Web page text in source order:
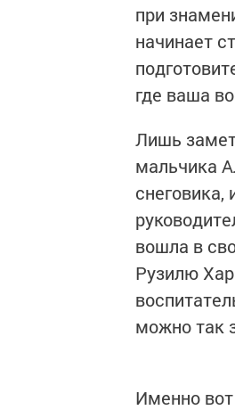
при
начинает
где ваша
Лишь
мальчика
снеговика,
вошла в
Рузилю
можно так
Именно